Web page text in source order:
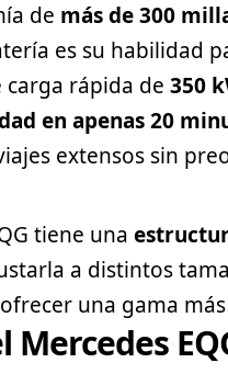
de más de 300
es su habilidad
carga rápida de 350
en apenas 20
extensos sin
tiene una
a distintos
ofrecer una gama
Mercedes